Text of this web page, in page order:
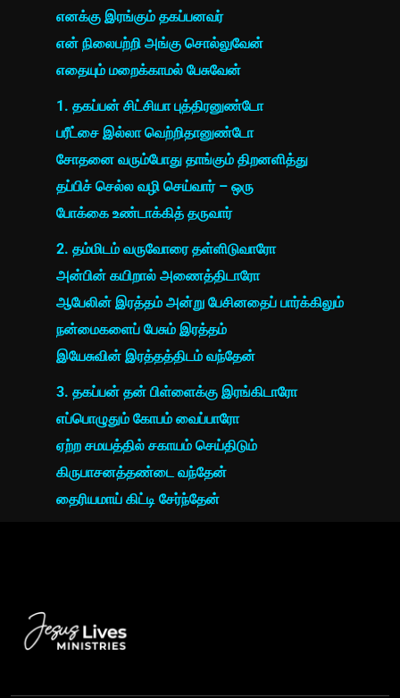
எனக்கு இரங்கும் தகப்பனவர்
என் நிலைபற்றி அங்கு சொல்லுவேன்
எதையும் மறைக்காமல் பேசுவேன்
1. தகப்பன் சிட்சியா புத்திரனுண்டோ
பரீட்சை இல்லா வெற்றிதானுண்டோ
சோதனை வரும்போது தாங்கும் திறனளித்து
தப்பிச் செல்ல வழி செய்வார் – ஒரு
போக்கை உண்டாக்கித் தருவார்
2. தம்மிடம் வருவோரை தள்ளிடுவாரோ
அன்பின் கயிறால் அணைத்திடாரோ
ஆபேலின் இரத்தம் அன்று பேசினதைப் பார்க்கிலும்
நன்மைகளைப் பேசும் இரத்தம்
இயேசுவின் இரத்தத்திடம் வந்தேன்
3. தகப்பன் தன் பிள்ளைக்கு இரங்கிடாரோ
எப்பொழுதும் கோபம் வைப்பாரோ
ஏற்ற சமயத்தில் சகாயம் செய்திடும்
கிருபாசனத்தண்டை வந்தேன்
தைரியமாய் கிட்டி சேர்ந்தேன்